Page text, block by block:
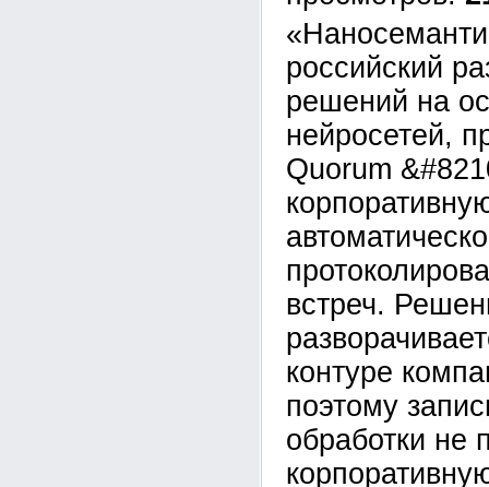
российский
решений на
нейросетей,
Quorum
встреч.
контуре
поэтому
обработки не